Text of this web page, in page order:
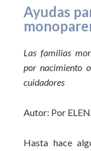
Ayudas
Las familias
por nacimiento
cuidadores
Autor: Por
Hasta hace